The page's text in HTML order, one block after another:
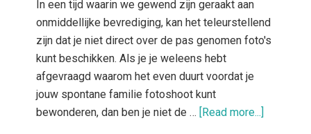
In een tijd waarin we gewend zijn geraakt aan
onmiddellijke bevrediging, kan het teleurstellend
zijn dat je niet direct over de pas genomen foto's
kunt beschikken. Als je je weleens hebt
afgevraagd waarom het even duurt voordat je
jouw spontane familie fotoshoot kunt
bewonderen, dan ben je niet de … [Read more...]